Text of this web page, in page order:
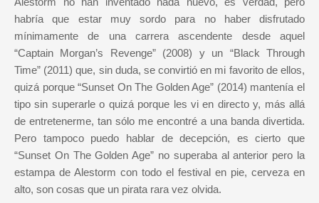
habría que estar muy sordo para no haber disfrutado
mínimamente de una carrera ascendente desde aquel
“Captain Morgan’s Revenge” (2008) y un “Black Through
Time” (2011) que, sin duda, se convirtió en mi favorito de ellos,
quizá porque “Sunset On The Golden Age” (2014) mantenía el
tipo sin superarle o quizá porque les vi en directo y, más allá
de entretenerme, tan sólo me encontré a una banda divertida.
Pero tampoco puedo hablar de decepción, es cierto que
“Sunset On The Golden Age” no superaba al anterior pero la
estampa de Alestorm con todo el festival en pie, cerveza en
alto, son cosas que un pirata rara vez olvida.